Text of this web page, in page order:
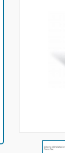
SALDATURA